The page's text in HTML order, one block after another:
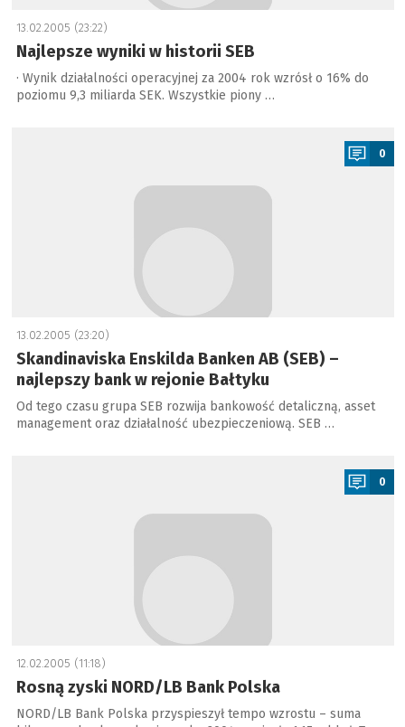
13.02.2005 (23:22)
Najlepsze wyniki w historii SEB
· Wynik działalności operacyjnej za 2004 rok wzrósł o 16% do
poziomu 9,3 miliarda SEK. Wszystkie piony …
0
13.02.2005 (23:20)
Skandinaviska Enskilda Banken AB (SEB) –
najlepszy bank w rejonie Bałtyku
Od tego czasu grupa SEB rozwija bankowość detaliczną, asset
management oraz działalność ubezpieczeniową. SEB …
0
12.02.2005 (11:18)
Rosną zyski NORD/LB Bank Polska
NORD/LB Bank Polska przyspieszył tempo wzrostu – suma